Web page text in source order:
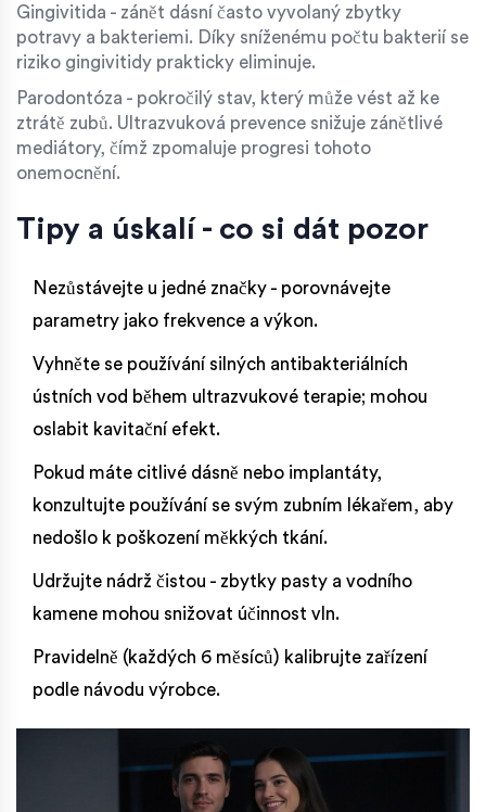
Gingivitida - zánět dásní často vyvolaný zbytky
potravy a bakteriemi. Díky sníženému počtu bakterií se
riziko gingivitidy prakticky eliminuje.
Parodontóza - pokročilý stav, který může vést až ke
ztrátě zubů. Ultrazvuková prevence snižuje zánětlivé
mediátory, čímž zpomaluje progresi tohoto
onemocnění.
Tipy a úskalí - co si dát pozor
Nezůstávejte u jedné značky - porovnávejte
parametry jako frekvence a výkon.
Vyhněte se používání silných antibakteriálních
ústních vod během ultrazvukové terapie; mohou
oslabit kavitační efekt.
Pokud máte citlivé dásně nebo implantáty,
konzultujte používání se svým zubním lékařem, aby
nedošlo k poškození měkkých tkání.
Udržujte nádrž čistou - zbytky pasty a vodního
kamene mohou snižovat účinnost vln.
Pravidelně (každých 6 měsíců) kalibrujte zařízení
podle návodu výrobce.